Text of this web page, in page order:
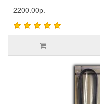
2200.00р.